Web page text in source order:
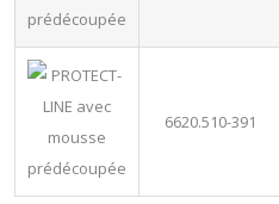
6620.510-391